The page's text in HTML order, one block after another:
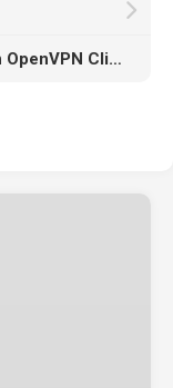
Konfigurasi OpenVPN Server dan OpenVPN Client